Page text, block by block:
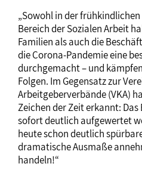
„Sowohl in der
Bereich der Sozialen Arbeit
Familien als auch die
die Corona-Pandemie eine
durchgemacht – und
Folgen. Im Gegensatz zur
Arbeitgeberverbände (VKA)
Zeichen der Zeit erkannt:
sofort deutlich aufgewertet
heute schon deutlich
dramatische Ausmaße
handeln!“